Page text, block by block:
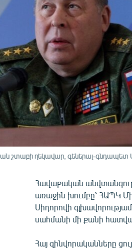
շտաբի ղեկավար, գեներալ-գնդապետ
Հավաքական
առաջին խումբը՝ ՀԱՊԿ
Սիդորովի
սահմանի մի քանի
Հայ զինվորականները